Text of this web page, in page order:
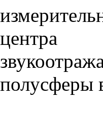
центра
полусферы